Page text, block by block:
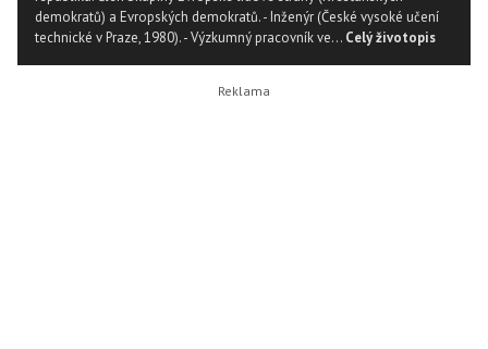
demokratů) a Evropských demokratů. - Inženýr (České vysoké učení
technické v Praze, 1980). - Výzkumný pracovník ve... Celý životopis